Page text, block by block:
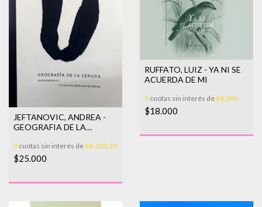
JEFTANOVIC, ANDREA -
GEOGRAFIA DE LA
3 cuotas sin interés de$8.333,33
$25.000
RUFFATO, LUIZ - YA NI SE
ACUERDA DE MI
3 cuotas sin interés de$6.000
$18.000